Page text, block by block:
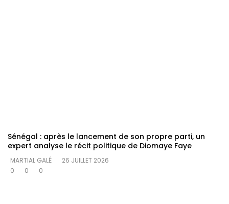
Sénégal : après le lancement de son propre parti, un
expert analyse le récit politique de Diomaye Faye
MARTIAL GALÉ
26 JUILLET 2026
0
0 0